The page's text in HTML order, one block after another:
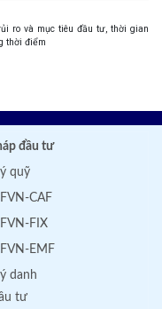
ro và mục tiêu đầu tư, thời gian
thời điểm
đầu tư
quỹ
CAF
FIX
EMF
danh
tư